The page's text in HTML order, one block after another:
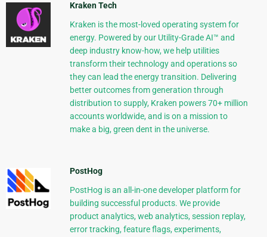
Kraken Tech
Kraken is the most-loved operating system for
energy. Powered by our Utility-Grade AI™ and
deep industry know-how, we help utilities
transform their technology and operations so
they can lead the energy transition. Delivering
better outcomes from generation through
distribution to supply, Kraken powers 70+ million
accounts worldwide, and is on a mission to
make a big, green dent in the universe.
PostHog
PostHog is an all-in-one developer platform for
building successful products. We provide
product analytics, web analytics, session replay,
error tracking, feature flags, experiments,